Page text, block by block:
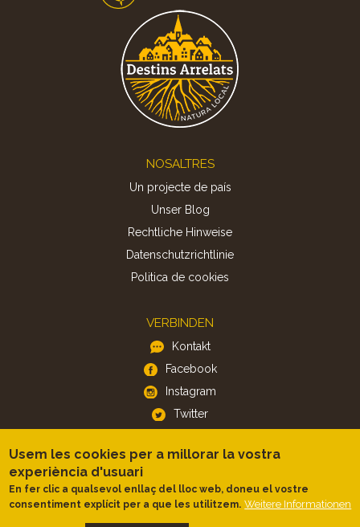
NOSALTRES
Un projecte de país
Unser Blog
Rechtliche Hinweise
Datenschutzrichtlinie
Politica de cookies
VERBINDEN
Kontakt
Facebook
Instagram
Twitter
APP
iOS
Android
Usem les cookies per a millorar la vostra
experiència d'usuari
En fer clic a qualsevol enllaç del lloc web, doneu el vostre
consentiment explícit per a que les utilitzem. Weitere Informationen